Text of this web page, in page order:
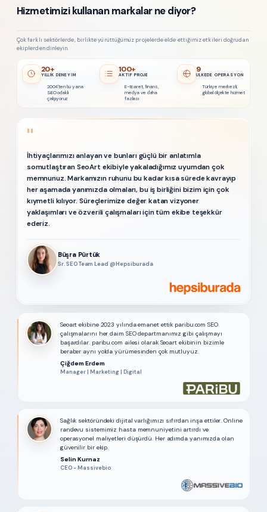
Hizmetimizi kullanan markalar ne diyor?
Çok farklı sektörlerde, birlikte yürüttüğümüz projelerde elde ettiğimiz etkileri doğrudan
ekiplerden dinleyin.
20+
YILLIK DENEYIM
2004'ten bu yana
SEO odaklı
çalışıyoruz
100+
AKTIF PROJE
E-ticaret, finans,
medya ve daha
fazlası
9
ÜLKEDE OPERASYON
Türkiye merkezli,
global ölçekte hizmet
"
İhtiyaçlarımızı anlayan ve bunları güçlü bir anlatımla
somutlaştıran SeoArt ekibiyle yakaladığımız uyumdan çok
memnunuz. Markamızın ruhunu bu kadar kısa sürede kavrayıp
her aşamada yanımızda olmaları, bu iş birliğini bizim için çok
kıymetli kılıyor. Süreçlerimize değer katan vizyoner
yaklaşımları ve özverili çalışmaları için tüm ekibe teşekkür
ederiz.
Büşra Pürtük
Sr. SEO Team Lead @Hepsiburada
Seoart ekibine 2023 yılında emanet ettik paribu.com SEO
çalışmalarını her daim SEO departmanımız gibi çalışmayı
başardılar. paribu.com ailesi olarak Seoart ekibinin bizimle
beraber aynı yolda yürümesinden çok mutluyuz.
Çiğdem Erdem
Manager | Marketing | Digital
Sağlık sektöründeki dijital varlığımızı sıfırdan inşa ettiler. Online
randevu sistemimiz hasta memnuniyetini artırdı ve
operasyonel maliyetleri düşürdü. Her adımda yanımızda olan
güvenilir bir ekip.
Selin Kurnaz
CEO - Massivebio